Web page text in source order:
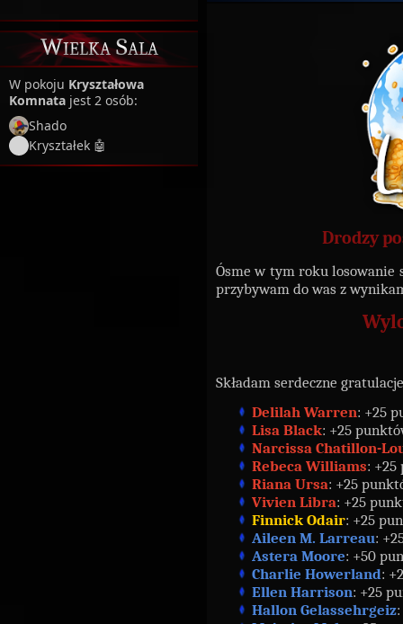
Wielka Sala
W pokoju Kryształowa
Komnata jest 2 osób:
Shado
Kryształek 🤖
Drodzy
Ósme w tym roku
przybywam do was z
Składam serdeczne
Delilah Warren: +25
Lisa Black: +25
Narcissa Chatillon-
Rebeca Williams: +25
Riana Ursa: +25
Vivien Libra: +25
Finnick Odair: +25
Aileen M. Larreau:
Astera Moore: +50
Charlie Howerland:
Ellen Harrison: +25
Hallon Gelassehrgeiz